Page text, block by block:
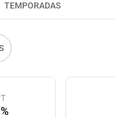
TEMPORADAS